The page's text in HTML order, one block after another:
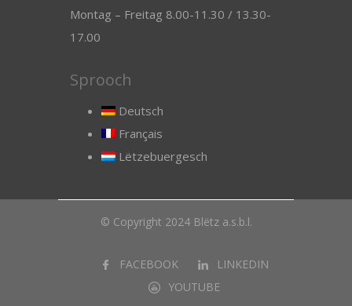
Montag – Freitag 8.00-11.30 / 13.30-
17.00
Sprooch
Deutsch
Français
Lëtzebuergesch
© Copyright 2024 Blëtz a.s.b.l.
FACEBOOK
LINKEDIN
YOUTUBE